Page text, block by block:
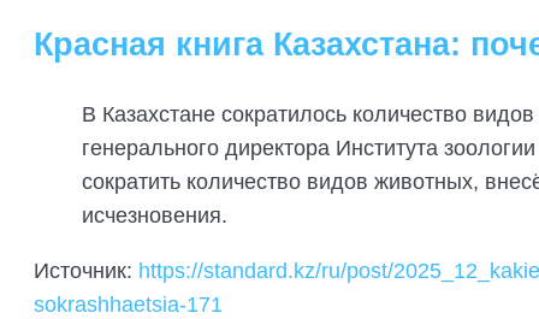
Красная книга Казахстана:
В Казахстане сократилось количество
генерального директора Института
сократить количество видов животных,
исчезновения.
Источник: https://standard.kz/ru/post/
sokrashhaetsia-171